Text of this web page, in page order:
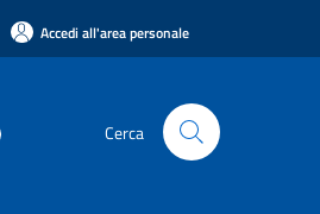
Accedi all'area personale
Cerca